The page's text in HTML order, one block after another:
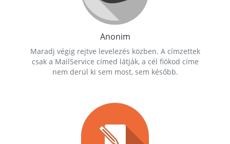
Anonim
Maradj végig rejtve levelezés közben. A címzettek
csak a MailService címed látják, a cél fiókod címe
nem derül ki sem most, sem később.